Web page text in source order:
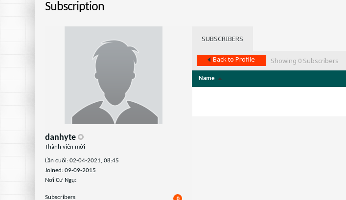
Subscription
danhyte
Thành viên mới
Lần cuối: 02-04-2021, 08:45
Joined: 09-09-2015
Nơi Cư Ngụ:
Subscribers 0
SUBSCRIBERS
Back to Profile Showing 0 Subscribers
Name